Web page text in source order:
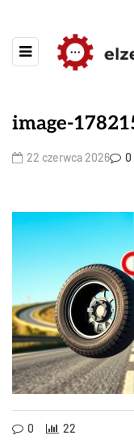
image-
22 czerwca 2026 0
0 22